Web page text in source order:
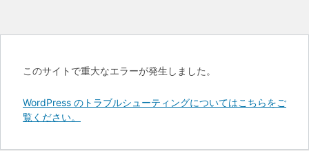
このサイトで重大なエラーが発生しました。
WordPress のトラブルシューティングについてはこちらをご
覧ください。